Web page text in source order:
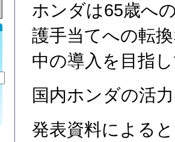
ホンダは65歳へ
護手当てへの転
中の導入を目指
国内ホンダの活
発表資料による